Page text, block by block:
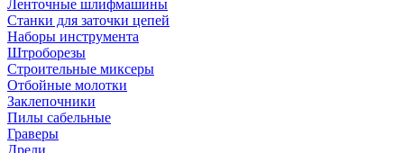
Ленточные шлифмашины
Станки для заточки цепей
Наборы инструмента
Штроборезы
Строительные миксеры
Отбойные молотки
Заклепочники
Пилы сабельные
Граверы
Дрели